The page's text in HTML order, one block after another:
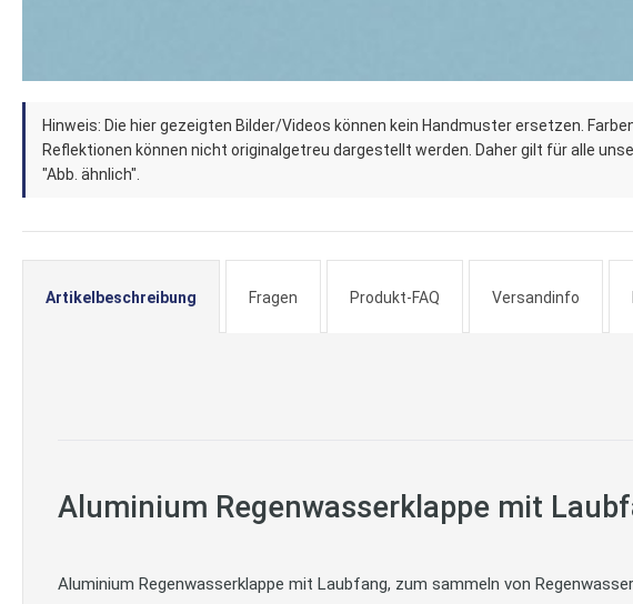
Zum
Anfang
der
Bildergalerie
springen
Hinweis: Die hier gezeigten Bilder/Videos können kein Handmuster ersetzen.
Reflektionen können nicht originalgetreu dargestellt werden. Daher gilt für alle
"Abb. ähnlich".
Artikelbeschreibung
Aluminium Regenwasserklappe mit
Aluminium Regenwasserklappe mit Laubfang, zum sammeln von
Fragen Produkt-FAQ Versandinfo